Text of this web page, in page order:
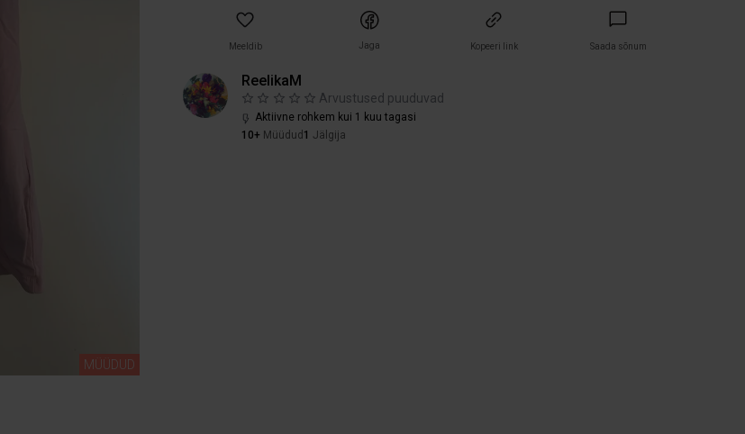
MÜÜDUD
Meeldib Jaga Kopeeri link Saada sõnum
ReelikaM
Arvustused puuduvad
Aktiivne rohkem kui 1 kuu tagasi
10+ Müüdud 1 Jälgija